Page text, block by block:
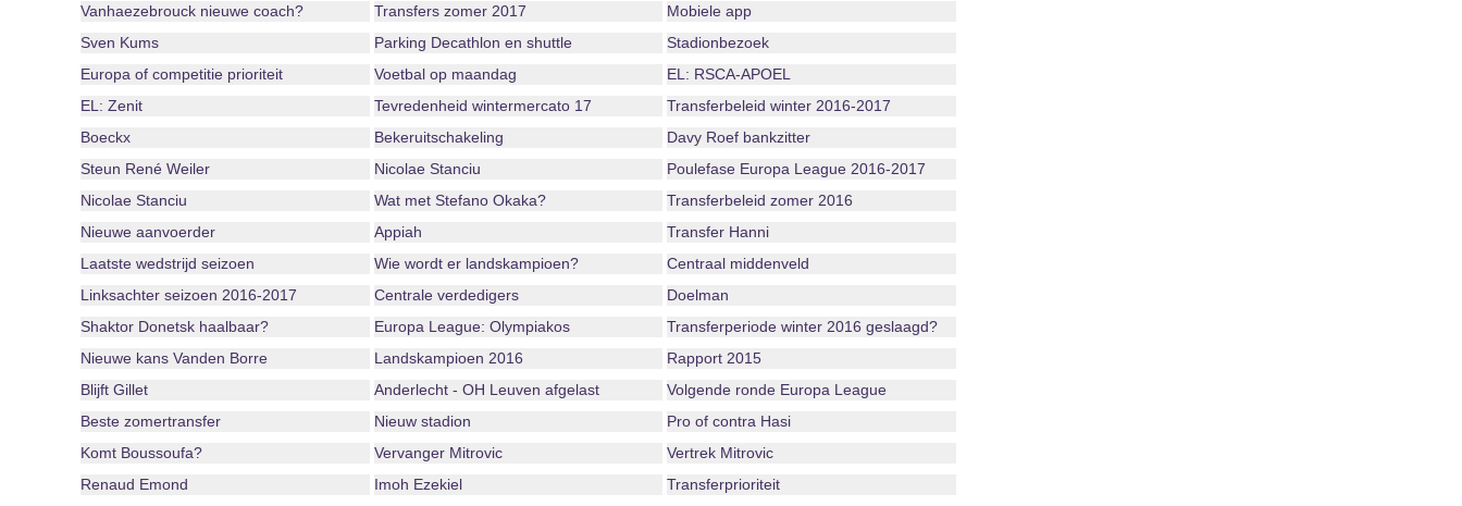
Vanhaezebrouck nieuwe coach?
Transfers zomer 2017
Mobiele app
Sven Kums
Parking Decathlon en shuttle
Stadionbezoek
Europa of competitie prioriteit
Voetbal op maandag
EL: RSCA-APOEL
EL: Zenit
Tevredenheid wintermercato 17
Transferbeleid winter 2016-2017
Boeckx
Bekeruitschakeling
Davy Roef bankzitter
Steun René Weiler
Nicolae Stanciu
Poulefase Europa League 2016-2017
Nicolae Stanciu
Wat met Stefano Okaka?
Transferbeleid zomer 2016
Nieuwe aanvoerder
Appiah
Transfer Hanni
Laatste wedstrijd seizoen
Wie wordt er landskampioen?
Centraal middenveld
Linksachter seizoen 2016-2017
Centrale verdedigers
Doelman
Shaktor Donetsk haalbaar?
Europa League: Olympiakos
Transferperiode winter 2016 geslaagd?
Nieuwe kans Vanden Borre
Landskampioen 2016
Rapport 2015
Blijft Gillet
Anderlecht - OH Leuven afgelast
Volgende ronde Europa League
Beste zomertransfer
Nieuw stadion
Pro of contra Hasi
Komt Boussoufa?
Vervanger Mitrovic
Vertrek Mitrovic
Renaud Emond
Imoh Ezekiel
Transferprioriteit